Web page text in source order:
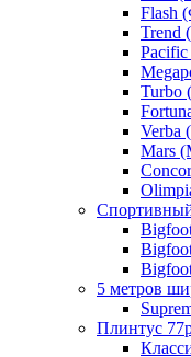
Flash
Trend
Turbo
Verba
Mars
5 метров
Плинтус